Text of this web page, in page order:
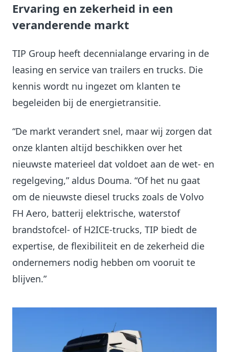
Ervaring en zekerheid in een
veranderende markt
TIP Group heeft decennialange ervaring in de
leasing en service van trailers en trucks. Die
kennis wordt nu ingezet om klanten te
begeleiden bij de energietransitie.
“De markt verandert snel, maar wij zorgen dat
onze klanten altijd beschikken over het
nieuwste materieel dat voldoet aan de wet- en
regelgeving,” aldus Douma. “Of het nu gaat
om de nieuwste diesel trucks zoals de Volvo
FH Aero, batterij elektrische, waterstof
brandstofcel- of H2ICE-trucks, TIP biedt de
expertise, de flexibiliteit en de zekerheid die
ondernemers nodig hebben om vooruit te
blijven.”